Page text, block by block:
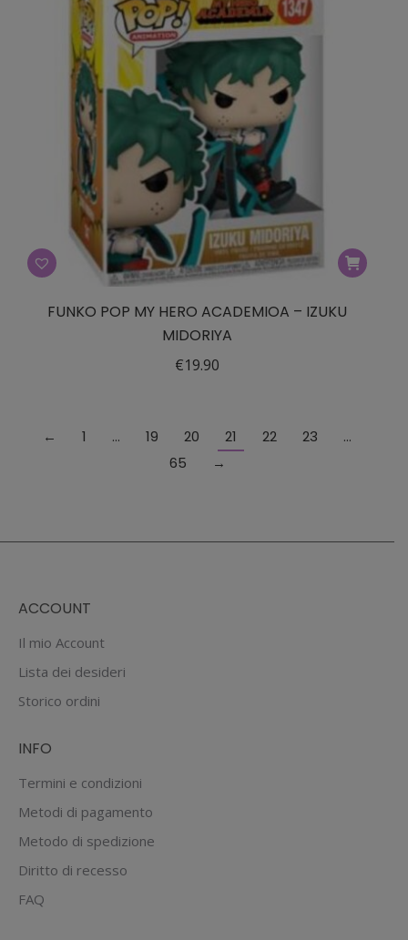
FUNKO POP MY HERO ACADEMIOA – IZUKU
MIDORIYA
€19.90
← 1 … 19 20 21 22 23
…
65
→
ACCOUNT
Il mio Account
Lista dei desideri
Storico ordini
INFO
Termini e condizioni
Metodi di pagamento
Metodo di spedizione
Diritto di recesso
FAQ